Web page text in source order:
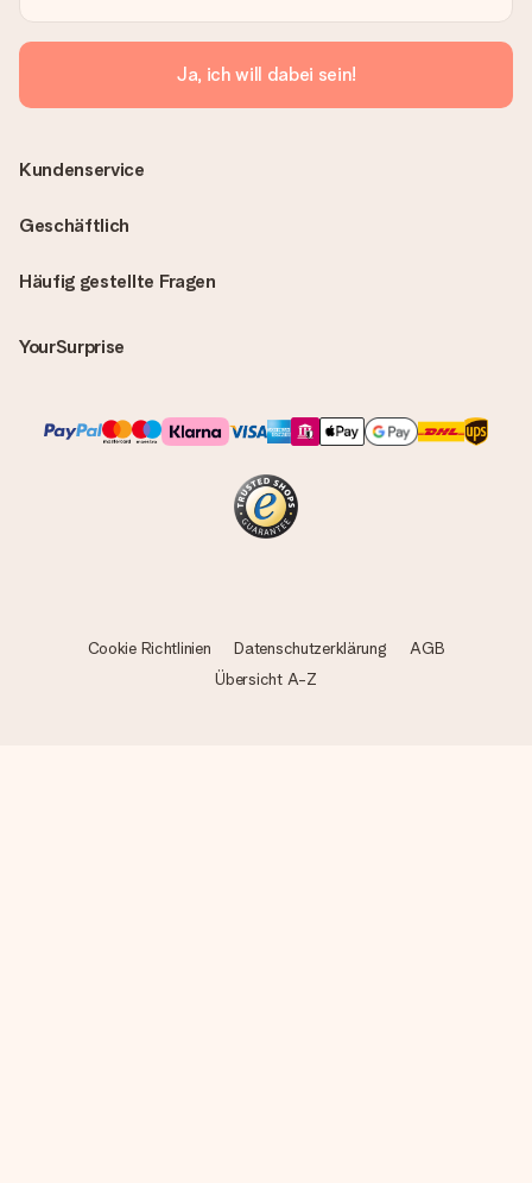
Ja, ich will dabei sein!
Häufig gestellte Fragen
YourSurprise
Kundenservice
Geschäftlich
Cookie Richtlinien Datenschutzerklärung
AGB
Übersicht A-Z